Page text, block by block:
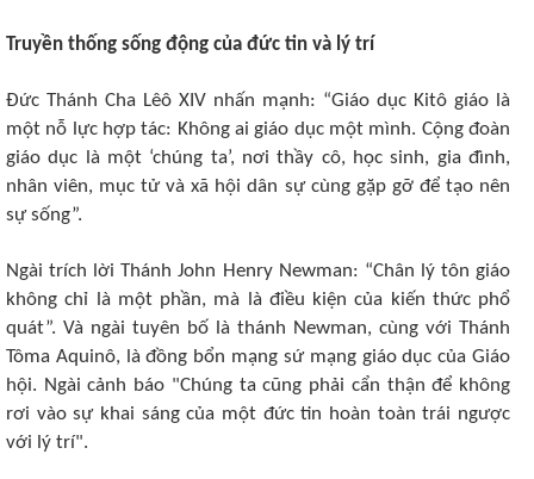
Truyền thống sống động của đức tin và lý trí
Đức Thánh Cha Lêô XIV nhấn mạnh: “Giáo dục Kitô giáo là
một nỗ lực hợp tác: Không ai giáo dục một mình. Cộng đoàn
giáo dục là một ‘chúng ta’, nơi thầy cô, học sinh, gia đình,
nhân viên, mục tử và xã hội dân sự cùng gặp gỡ để tạo nên
sự sống”.
Ngài trích lời Thánh John Henry Newman: “Chân lý tôn giáo
không chỉ là một phần, mà là điều kiện của kiến ​​thức phổ
quát”. Và ngài tuyên bố là thánh Newman, cùng với Thánh
Tôma Aquinô, là đồng bổn mạng sứ mạng giáo dục của Giáo
hội. Ngài cảnh báo "Chúng ta cũng phải cẩn thận để không
rơi vào sự khai sáng của một đức tin hoàn toàn trái ngược
với lý trí".